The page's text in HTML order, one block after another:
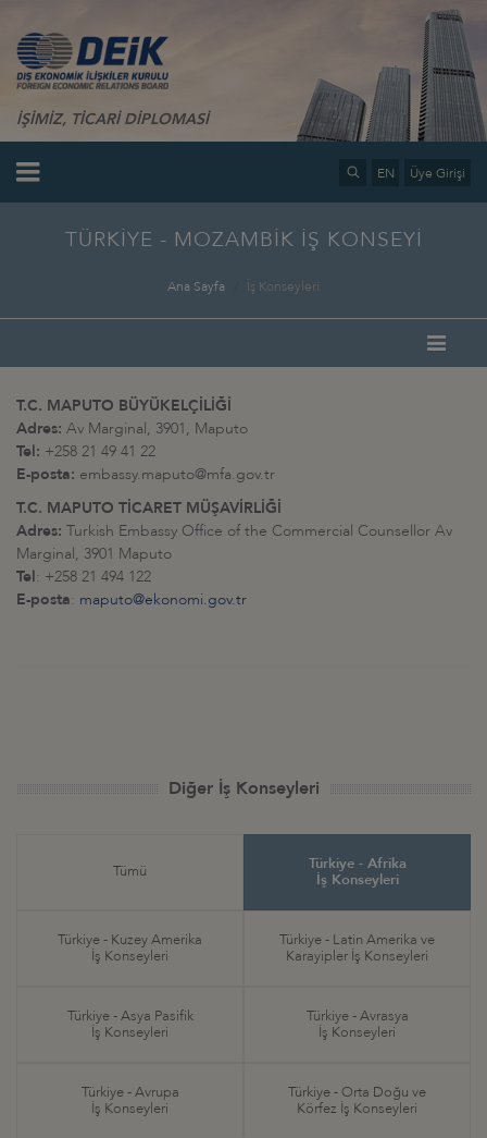
İŞİMİZ, TİCARİ DİPLOMASİ
EN Üye Girişi
TÜRKİYE - MOZAMBİK İŞ KONSEYİ
Ana Sayfa İş Konseyleri
T.C. MAPUTO BÜYÜKELÇİLİĞİ
Adres: Av Marginal, 3901, Maputo
Tel: +258 21 49 41 22
E-posta: embassy.maputo@mfa.gov.tr
T.C. MAPUTO TİCARET MÜŞAVİRLİĞİ
Adres: Turkish Embassy Office of the Commercial Counsellor Av
Marginal, 3901 Maputo
Tel: +258 21 494 122
E-posta: maputo@ekonomi.gov.tr
Diğer İş Konseyleri
Tümü
Türkiye - Afrika
İş Konseyleri
Türkiye - Kuzey Amerika
İş Konseyleri
Türkiye - Latin Amerika ve
Karayipler İş Konseyleri
Türkiye - Asya Pasifik
İş Konseyleri
Türkiye - Avrasya
İş Konseyleri
Türkiye - Avrupa
İş Konseyleri
Türkiye - Orta Doğu ve
Körfez İş Konseyleri